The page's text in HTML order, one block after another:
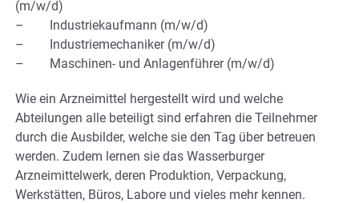
(m/w/d)
– Industriekaufmann (m/w/d)
– Industriemechaniker (m/w/d)
– Maschinen- und Anlagenführer (m/w/d)
Wie ein Arzneimittel hergestellt wird und welche
Abteilungen alle beteiligt sind erfahren die Teilnehmer
durch die Ausbilder, welche sie den Tag über betreuen
werden. Zudem lernen sie das Wasserburger
Arzneimittelwerk, deren Produktion, Verpackung,
Werkstätten, Büros, Labore und vieles mehr kennen.